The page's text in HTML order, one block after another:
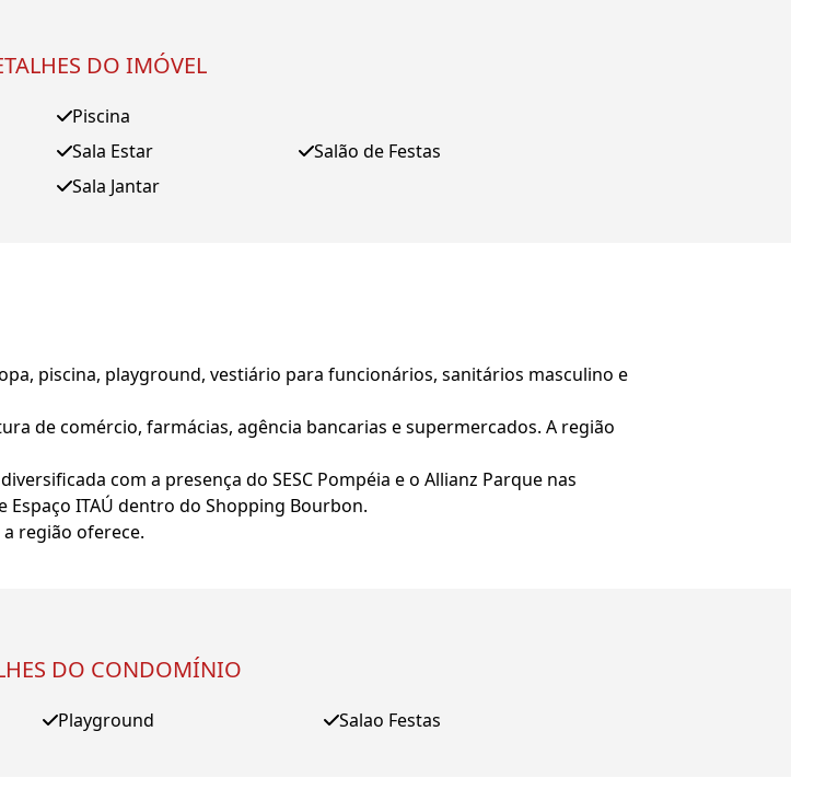
DO IMÓVEL
Piscina
Sala Estar
Sala Jantar
Salão de Festas
piscina, playground, vestiário para funcionários, sanitários masculino e
de comércio, farmácias, agência bancarias e supermercados. A região
com a presença do SESC Pompéia e o Allianz Parque nas
Espaço ITAÚ dentro do Shopping Bourbon.
região oferece.
DO CONDOMÍNIO
Playground Salao Festas